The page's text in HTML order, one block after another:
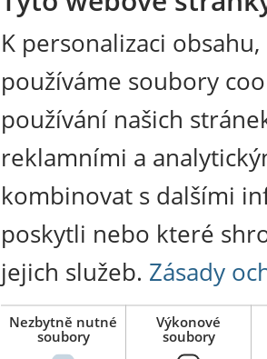
K personalizaci
používáme soubory
používání našich
reklamními a
kombinovat s dalšími
poskytli nebo které
jejich služeb. Zásady
Nezbytně nutné
soubory
Výkonové
soubory